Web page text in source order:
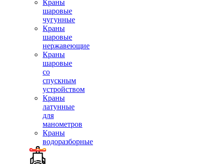
Краны
шаровые
чугунные
Краны
шаровые
нержавеющие
Краны
шаровые
со
спускным
устройством
Краны
латунные
для
манометров
Краны
водоразборные